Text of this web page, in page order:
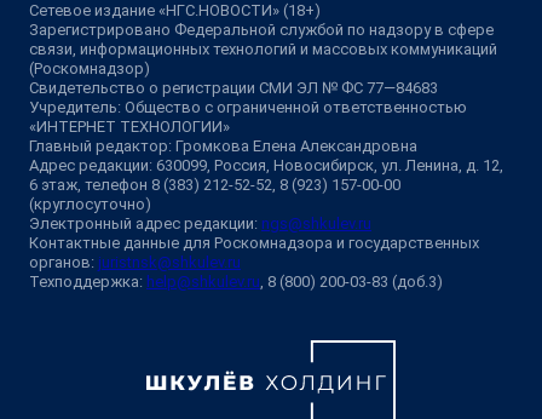
Сетевое издание «НГС.НОВОСТИ» (18+)
Зарегистрировано Федеральной службой по надзору в сфере
связи, информационных технологий и массовых коммуникаций
(Роскомнадзор)
Свидетельство о регистрации СМИ ЭЛ № ФС 77—84683
Учредитель: Общество с ограниченной ответственностью
«ИНТЕРНЕТ ТЕХНОЛОГИИ»
Главный редактор: Громкова Елена Александровна
Адрес редакции: 630099, Россия, Новосибирск, ул. Ленина, д. 12,
6 этаж, телефон 8 (383) 212-52-52, 8 (923) 157-00-00
(круглосуточно)
Электронный адрес редакции: ngs@shkulev.ru
Контактные данные для Роскомнадзора и государственных
органов: juristnsk@shkulev.ru
Техподдержка: help@shkulev.ru, 8 (800) 200-03-83 (доб.3)